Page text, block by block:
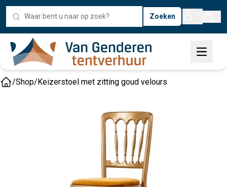
Zoeken
/Shop/Keizerstoel met zitting goud velours